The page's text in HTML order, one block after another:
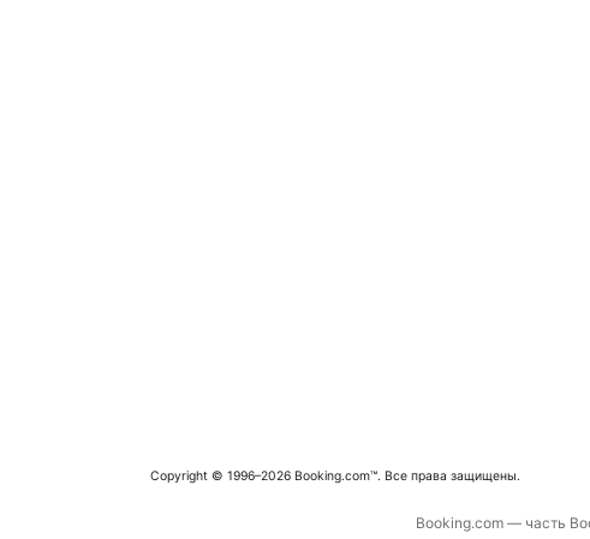
Copyright © 1996–2026 Booking.com™. Все права защищены.
Booking.com — часть